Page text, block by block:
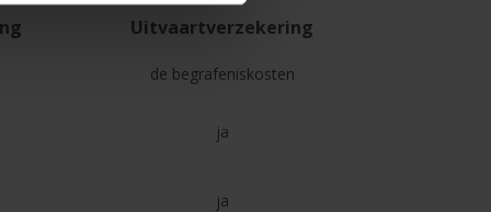
Uitvaartverzekering
de begrafeniskosten
ja
ja